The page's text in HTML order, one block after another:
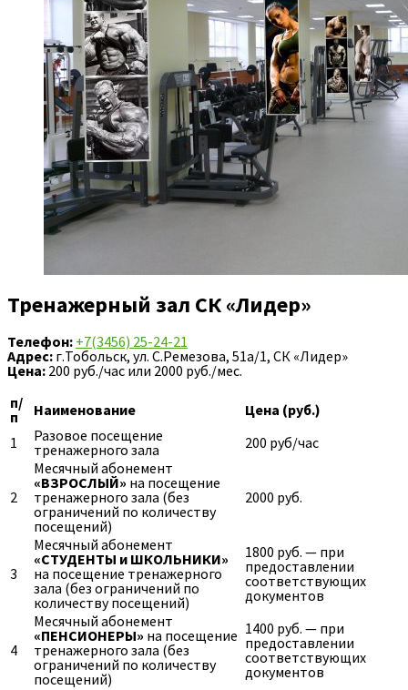
Тренажерный зал СК «Лидер»
Телефон: +7(3456) 25-24-21
Адрес: г.Тобольск, ул. С.Ремезова, 51а/1, СК «Лидер»
Цена: 200 руб./час или 2000 руб./мес.
п/
п
Наименование
Цена (руб.)
1
Разовое посещение
тренажерного зала
200 руб/час
2
Месячный абонемент
«ВЗРОСЛЫЙ» на посещение
тренажерного зала (без
ограничений по количеству
посещений)
2000 руб.
3
Месячный абонемент
«СТУДЕНТЫ и ШКОЛЬНИКИ»
на посещение тренажерного
зала (без ограничений по
количеству посещений)
1800 руб. — при
предоставлении
соответствующих
документов
4
Месячный абонемент
«ПЕНСИОНЕРЫ» на посещение
тренажерного зала (без
ограничений по количеству
посещений)
1400 руб. — при
предоставлении
соответствующих
документов